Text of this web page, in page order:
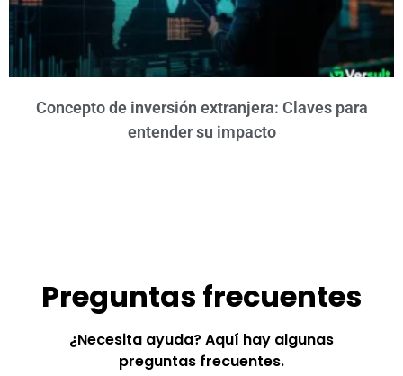
Concepto de inversión extranjera: Claves para
entender su impacto
Preguntas frecuentes
¿Necesita ayuda? Aquí hay algunas
preguntas frecuentes.